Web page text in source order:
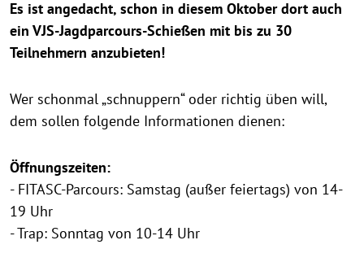
Es ist angedacht, schon in diesem Oktober dort auch
ein VJS-Jagdparcours-Schießen mit bis zu 30
Teilnehmern anzubieten!
Wer schonmal „schnuppern“ oder richtig üben will,
dem sollen folgende Informationen dienen:
Öffnungszeiten:
- FITASC-Parcours: Samstag (außer feiertags) von 14-
19 Uhr
- Trap: Sonntag von 10-14 Uhr